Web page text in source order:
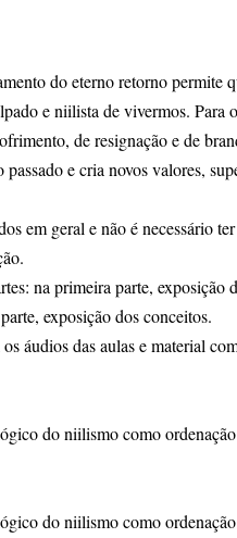
do eterno retorno permite
e niilista de vivermos. Para
de resignação e de
e cria novos valores,
em geral e não é necessário
na primeira parte, exposição
exposição dos conceitos.
áudios das aulas e material
do niilismo como
do niilismo como